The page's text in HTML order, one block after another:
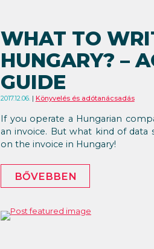
WHAT TO
HUNGARY? –
GUIDE
2017.12.06. Könyvelés és adótanácsadás
If you operate a Hungarian
an invoice. But what kind of data
on the invoice in Hungary!
BŐVEBBEN